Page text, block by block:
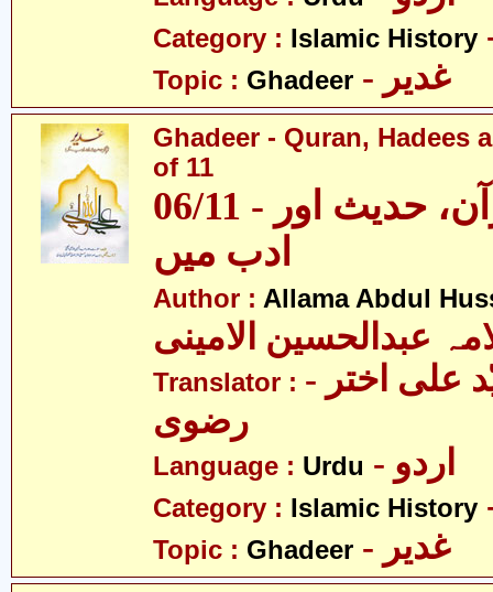
Category : Islamic History
Topic : Ghadeer - غدیر
Ghadeer - Quran, Hadees
of 11
06/11 - غدیر - قرآن، حدیث اور
ادب میں
Author : Allama Abdul
عبدالحسین الامینی
Translator : - مولانا سیّد علی اختر
رضوی
Language : Urdu - اردو
Category : Islamic History
Topic : Ghadeer - غدیر